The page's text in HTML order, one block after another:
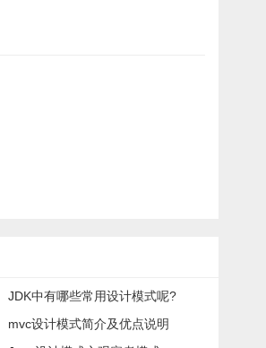
JDK中有哪些常用设计模式呢?
mvc设计模式简介及优点说明